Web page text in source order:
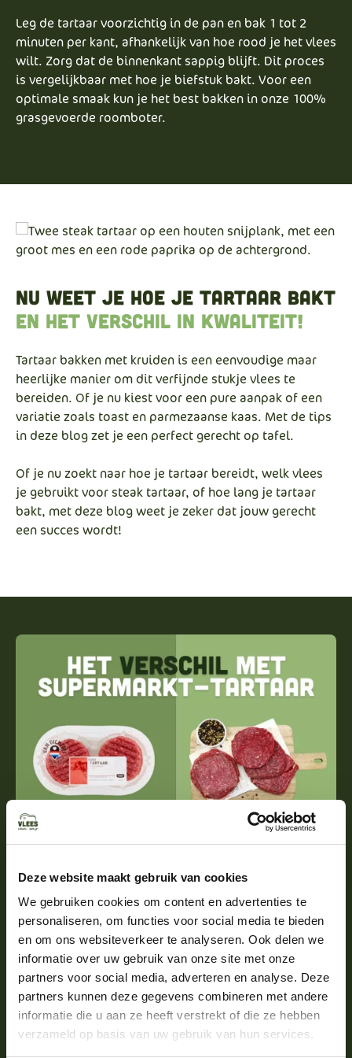
Deze website maakt gebruik van cookies
We gebruiken cookies om content en advertenties te
personaliseren, om functies voor social media te bieden
en om ons websiteverkeer te analyseren. Ook delen we
informatie over uw gebruik van onze site met onze
partners voor social media, adverteren en analyse. Deze
partners kunnen deze gegevens combineren met andere
informatie die u aan ze heeft verstrekt of die ze hebben
verzameld op basis van uw gebruik van hun services.
Leg de tartaar voorzichtig in de pan en bak 1 tot 2
minuten per kant, afhankelijk van hoe rood je het vlees
wilt. Zorg dat de binnenkant sappig blijft. Dit proces
is vergelijkbaar met hoe je biefstuk bakt. Voor een
optimale smaak kun je het best bakken in onze 100%
grasgevoerde roomboter.
Nu weet je hoe je tartaar bakt
en het verschil in kwaliteit!
Tartaar bakken met kruiden is een eenvoudige maar
heerlijke manier om dit verfijnde stukje vlees te
bereiden. Of je nu kiest voor een pure aanpak of een
variatie zoals toast en parmezaanse kaas. Met de tips
in deze blog zet je een perfect gerecht op tafel.
Of je nu zoekt naar hoe je tartaar bereidt, welk vlees
je gebruikt voor steak tartaar, of hoe lang je tartaar
bakt, met deze blog weet je zeker dat jouw gerecht
een succes wordt!
Het verschil in tartaar van
vlees van ons